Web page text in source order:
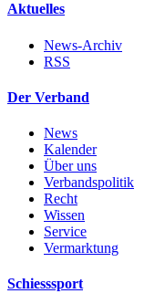
Aktuelles
News-Archiv
RSS
Der Verband
News
Kalender
Über uns
Verbandspolitik
Recht
Wissen
Service
Vermarktung
Schiesssport